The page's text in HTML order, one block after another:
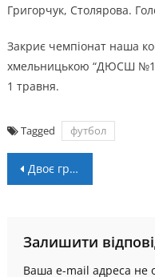
Григорчук, Столярова.
Закриє чемпіонат наша
хмельницькою “ДЮСШ
1 травня.
Tagged футбол
Навігація
Двоє гравців НК “Пробій” у символічній збірній 15 туру Другої ліги!
Залишити
Ваша e-mail адреса не